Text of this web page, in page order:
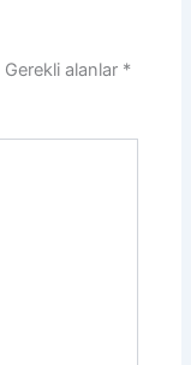
Gerekli alanlar *